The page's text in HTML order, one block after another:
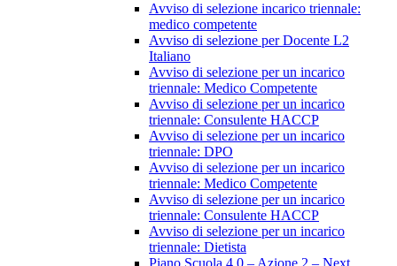
Avviso di selezione incarico triennale:
medico competente
Avviso di selezione per Docente L2
Italiano
Avviso di selezione per un incarico
triennale: Medico Competente
Avviso di selezione per un incarico
triennale: Consulente HACCP
Avviso di selezione per un incarico
triennale: DPO
Avviso di selezione per un incarico
triennale: Medico Competente
Avviso di selezione per un incarico
triennale: Consulente HACCP
Avviso di selezione per un incarico
triennale: Dietista